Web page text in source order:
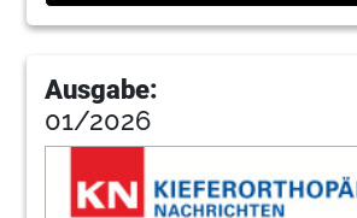
Ausgabe:
01/2026